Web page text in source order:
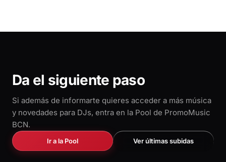
Da el siguiente paso
Si además de informarte quieres acceder a más música
y novedades para DJs, entra en la Pool de PromoMusic
BCN.
Ir a la Pool Ver últimas subidas